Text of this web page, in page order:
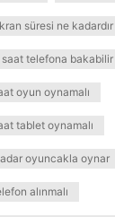
süresi ne kadardır
telefona bakabilir
oyun oynamalı
tablet oynamalı
oyuncakla oynar
alınmalı